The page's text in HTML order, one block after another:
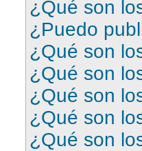
¿Qué son
¿Puedo
¿Qué son
¿Qué son
¿Qué son
¿Qué son
¿Qué son